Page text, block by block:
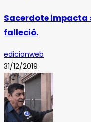
Sacerdote
falleció.
edicionweb
31/12/2019